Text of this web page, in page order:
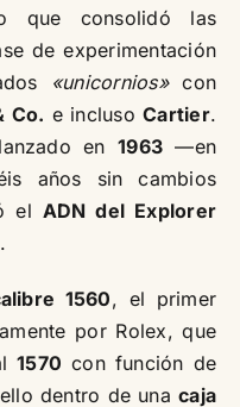
que consolidó las
de experimentación
«unicornios»con
Co. e inclusoCartier.
en1963 —en
años sin cambios
el ADN del Explorer
1560, el primer
por Rolex, que
1570 con función de
dentro de unacaja